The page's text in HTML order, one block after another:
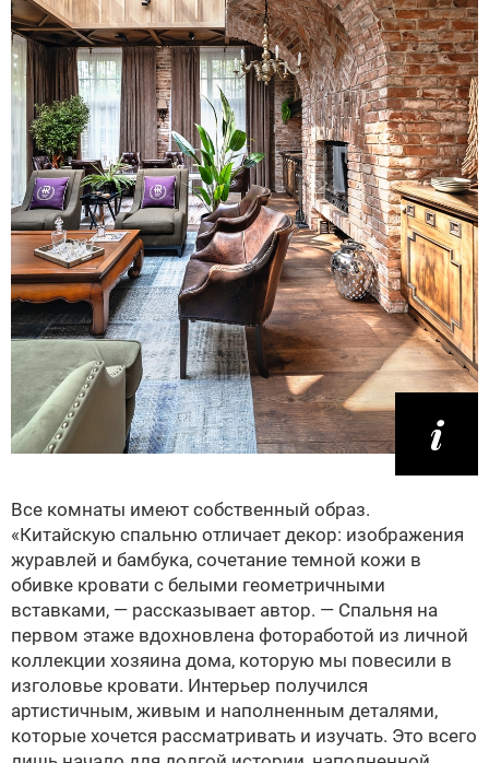
Все комнаты имеют собственный образ.
«Китайскую спальню отличает декор: изображения
журавлей и бамбука, сочетание темной кожи в
обивке кровати с белыми геометричными
вставками, — рассказывает автор. — Спальня на
первом этаже вдохновлена фотоработой из личной
коллекции хозяина дома, которую мы повесили в
изголовье кровати. Интерьер получился
артистичным, живым и наполненным деталями,
которые хочется рассматривать и изучать. Это всего